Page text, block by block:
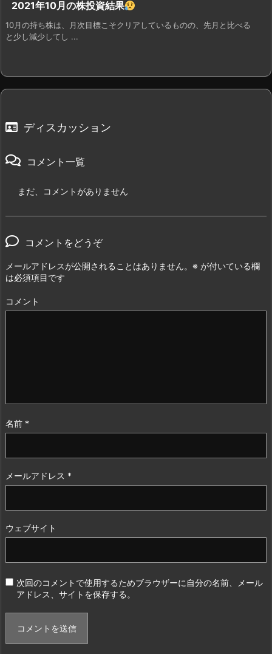
2021年10月の株投資結果
10月の持ち株は、月次目標こそクリアしているものの、先月と比べる
と少し減少してし ...
ディスカッション
コメント一覧
まだ、コメントがありません
コメントをどうぞ
メールアドレスが公開されることはありません。 ※ が付いている欄
は必須項目です
コメント
名前 *
メールアドレス *
ウェブサイト
次回のコメントで使用するためブラウザーに自分の名前、メール
アドレス、サイトを保存する。